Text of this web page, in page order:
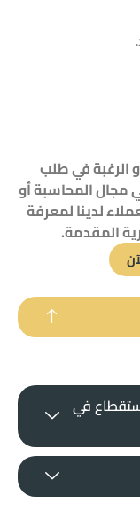
الرغبة في طلب
مجالالمحاسبةأو
لدينا لمعرفة
المقدمة.
في